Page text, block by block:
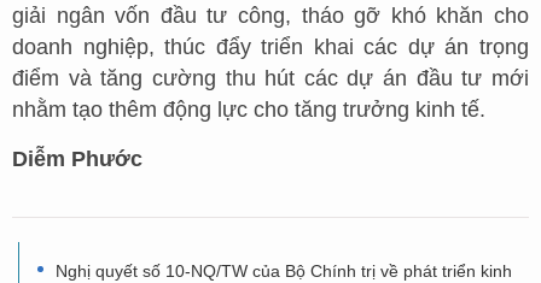
giải ngân vốn đầu tư công, tháo gỡ khó khăn cho
doanh nghiệp, thúc đẩy triển khai các dự án trọng
điểm và tăng cường thu hút các dự án đầu tư mới
nhằm tạo thêm động lực cho tăng trưởng kinh tế.
Diễm Phước
Nghị quyết số 10-NQ/TW của Bộ Chính trị về phát triển kinh